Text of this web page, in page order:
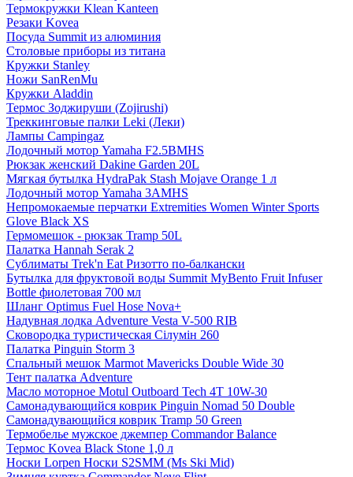
Термокружки Klean Kanteen
Резаки Kovea
Посуда Summit из алюминия
Столовые приборы из титана
Кружки Stanley
Ножи SanRenMu
Кружки Aladdin
Термос Зоджируши (Zojirushi)
Треккинговые палки Leki (Леки)
Лампы Campingaz
Лодочный мотор Yamaha F2.5BMHS
Рюкзак женский Dakine Garden 20L
Мягкая бутылка HydraPak Stash Mojave Orange 1 л
Лодочный мотор Yamaha 3AMHS
Непромокаемые перчатки Extremities Women Winter Sports
Glove Black XS
Гермомешок - рюкзак Tramp 50L
Палатка Hannah Serak 2
Сублиматы Trek'n Eat Ризотто по-балкански
Бутылка для фруктовой воды Summit MyBento Fruit Infuser
Bottle фиолетовая 700 мл
Шланг Optimus Fuel Hose Nova+
Надувная лодка Adventure Vesta V-500 RIB
Сковородка туристическая Сілумін 260
Палатка Pinguin Storm 3
Спальный мешок Marmot Mavericks Double Wide 30
Тент палатка Adventure
Масло моторное Motul Outboard Tech 4T 10W-30
Самонадувающийся коврик Pinguin Nomad 50 Double
Самонадувающийся коврик Tramp 50 Green
Термобелье мужское джемпер Commandor Balance
Термос Kovea Black Stone 1,0 л
Носки Lorpen Носки S2SMM (Ms Ski Mid)